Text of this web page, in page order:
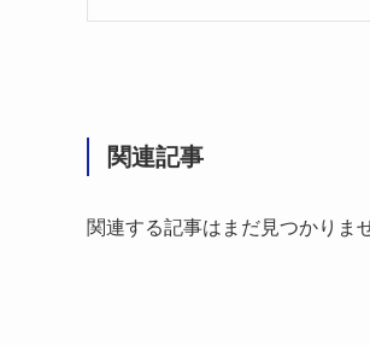
関連記事
関連する記事はまだ見つかりま